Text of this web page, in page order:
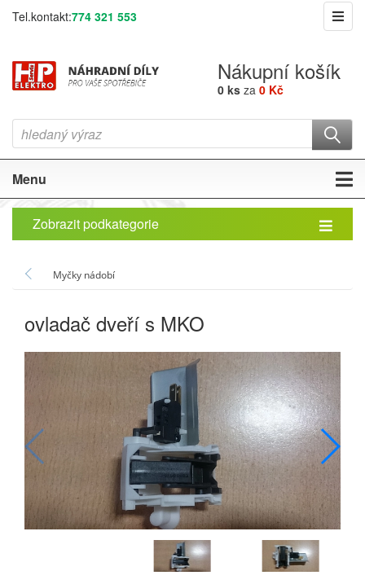
Tel.kontakt:774 321 553
Nákupní košík
0 ks za 0 Kč
Menu
Zobrazit podkategorie
Myčky nádobí
ovladač dveří s MKO